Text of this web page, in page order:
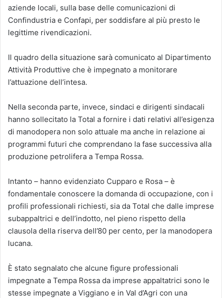
aziende locali, sulla base delle comunicazioni di
Confindustria e Confapi, per soddisfare al più presto le
legittime rivendicazioni.
Il quadro della situazione sarà comunicato al Dipartimento
Attività Produttive che è impegnato a monitorare
l’attuazione dell’intesa.
Nella seconda parte, invece, sindaci e dirigenti sindacali
hanno sollecitato la Total a fornire i dati relativi all’esigenza
di manodopera non solo attuale ma anche in relazione ai
programmi futuri che comprendano la fase successiva alla
produzione petrolifera a Tempa Rossa.
Intanto – hanno evidenziato Cupparo e Rosa – è
fondamentale conoscere la domanda di occupazione, con i
profili professionali richiesti, sia da Total che dalle imprese
subappaltrici e dell’indotto, nel pieno rispetto della
clausola della riserva dell’80 per cento, per la manodopera
lucana.
È stato segnalato che alcune figure professionali
impegnate a Tempa Rossa da imprese appaltatrici sono le
stesse impegnate a Viggiano e in Val d’Agri con una